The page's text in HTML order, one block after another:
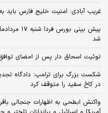
غریب آبادی: امنیت خلیج فارس
شد
توئیت اسحاق دار پس از امضای
شکست بزرگ برای ترامپ؛ دادگاه
در کاخ سفید را متوقف کرد
واکنش ابطحی به اظهارات جنجالی